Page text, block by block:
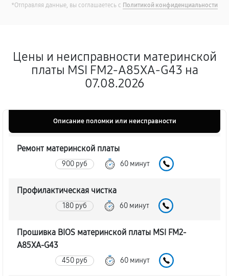
*Отправляя данные, вы соглашаетесь с Политикой конфиденциальности
Цены и неисправности материнской
платы MSI FM2-A85XA-G43 на
07.08.2026
Описание поломки или неисправности
Ремонт материнской платы
900 руб 60 минут
Профилактическая чистка
180 руб 60 минут
Прошивка BIOS материнской платы MSI FM2-
A85XA-G43
450 руб 60 минут